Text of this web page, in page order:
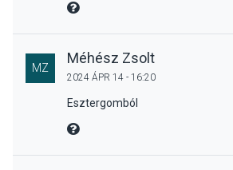
MIRE MONDTA
MZ
Méhész Zsolt
2024 ÁPR 14 - 16:20
Esztergomból
MIRE MONDTA